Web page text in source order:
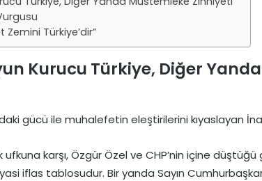
Zemini Türkiye’dir”
Kurucu Türkiye, Diğer
gücü ile muhalefetin eleştirilerini kıyaslayan
ufkuna karşı, Özgür Özel ve CHP’nin içine
iflas tablosudur. Bir yanda Sayın